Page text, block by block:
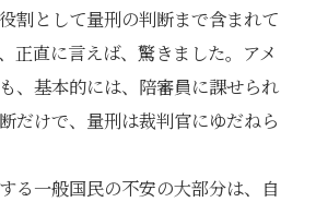
割として量刑の判断まで含まれて
正直に言えば、驚きました。アメ
、基本的には、陪審員に課せられ
だけで、量刑は裁判官にゆだねら
る一般国民の不安の大部分は、自